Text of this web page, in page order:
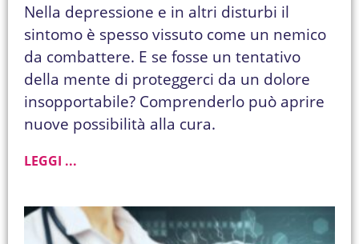
Nella depressione e in altri disturbi il
sintomo è spesso vissuto come un nemico
da combattere. E se fosse un tentativo
della mente di proteggerci da un dolore
insopportabile? Comprenderlo può aprire
nuove possibilità alla cura.
LEGGI ...